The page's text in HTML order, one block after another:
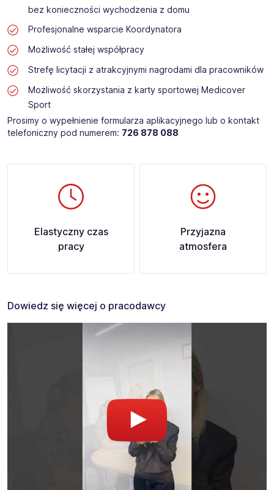
bez konieczności wychodzenia z domu
Profesjonalne wsparcie Koordynatora
Możliwość stałej współpracy
Strefę licytacji z atrakcyjnymi nagrodami dla pracowników
Możliwość skorzystania z karty sportowej Medicover
Sport
Prosimy o wypełnienie formularza aplikacyjnego lub o kontakt
telefoniczny pod numerem: 726 878 088 ​
Elastyczny czas
pracy
Przyjazna
atmosfera
Dowiedz się więcej o pracodawcy